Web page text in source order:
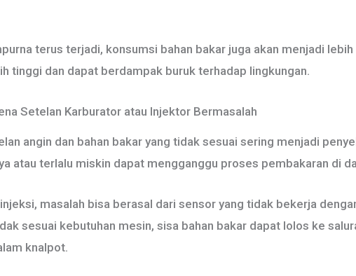
terus terjadi, konsumsi bahan bakar juga akan menjadi
tinggi dan dapat berdampak buruk terhadap lingkungan.
Setelan Karburator atau Injektor Bermasalah
angin dan bahan bakar yang tidak sesuai sering menjadi
atau terlalu miskin dapat mengganggu proses pembakaran di
masalah bisa berasal dari sensor yang tidak bekerja
sesuai kebutuhan mesin, sisa bahan bakar dapat lolos ke
knalpot.